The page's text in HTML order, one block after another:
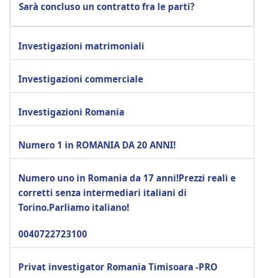
Sarà concluso un contratto fra le parti?
Investigazioni matrimoniali
Investigazioni commerciale
Investigazioni Romania
Numero 1 in ROMANIA DA 20 ANNI!
Numero uno in Romania da 17 anni!Prezzi reali e
corretti senza intermediari italiani di
Torino.Parliamo italiano!
0040722723100
Privat investigator Romania Timisoara -PRO